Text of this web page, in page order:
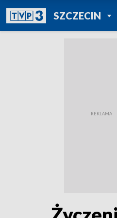
SZCZECIN
POWRÓT
TVP